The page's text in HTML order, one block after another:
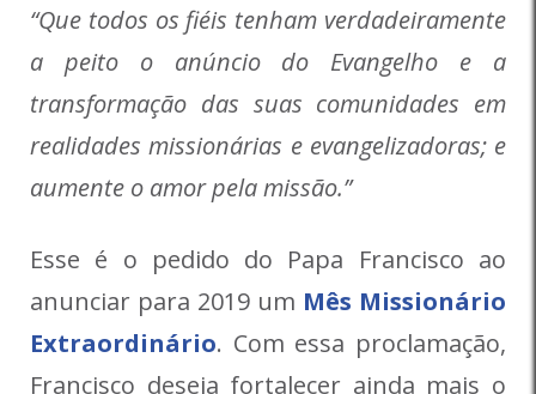
“Que todos os fiéis tenham verdadeiramente
a peito o anúncio do Evangelho e a
transformação das suas comunidades em
realidades missionárias e evangelizadoras; e
aumente o amor pela missão.”
Esse é o pedido do Papa Francisco ao
anunciar para 2019 um Mês Missionário
Extraordinário. Com essa proclamação,
Francisco deseja fortalecer ainda mais o